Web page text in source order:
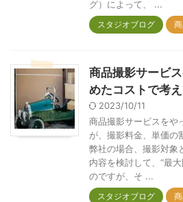
グ）によって、 ...
スタジオブログ
商品撮影サービ
めたコストで考
2023/10/11
商品撮影サービスをや
が、撮影料金、単価の
弊社の場合、撮影対象
内容を検討して、“最
のですが、そ ...
スタジオブログ